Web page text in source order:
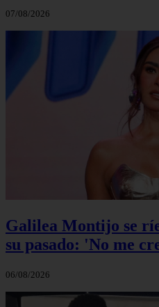
07/08/2026
Galilea Montijo se
su pasado: 'No me
06/08/2026